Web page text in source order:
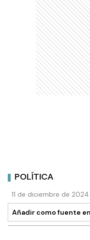
POLÍTICA
11 de diciembre de
Añadir como fuente en